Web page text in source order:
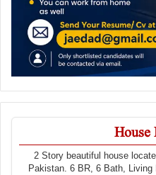
House
2 Story beautiful house
Pakistan. 6 BR, 6 Bath, Living